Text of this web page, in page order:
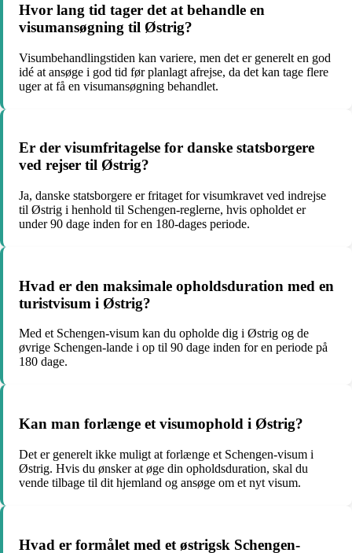
Hvor lang tid tager det at behandle en
visumansøgning til Østrig?
Visumbehandlingstiden kan variere, men det er generelt en god
idé at ansøge i god tid før planlagt afrejse, da det kan tage flere
uger at få en visumansøgning behandlet.
Er der visumfritagelse for danske statsborgere
ved rejser til Østrig?
Ja, danske statsborgere er fritaget for visumkravet ved indrejse
til Østrig i henhold til Schengen-reglerne, hvis opholdet er
under 90 dage inden for en 180-dages periode.
Hvad er den maksimale opholdsduration med en
turistvisum i Østrig?
Med et Schengen-visum kan du opholde dig i Østrig og de
øvrige Schengen-lande i op til 90 dage inden for en periode på
180 dage.
Kan man forlænge et visumophold i Østrig?
Det er generelt ikke muligt at forlænge et Schengen-visum i
Østrig. Hvis du ønsker at øge din opholdsduration, skal du
vende tilbage til dit hjemland og ansøge om et nyt visum.
Hvad er formålet med et østrigsk Schengen-